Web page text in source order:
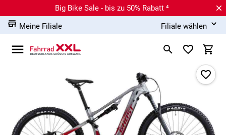
Big Bike Sale - bis zu 50% Rabatt ⁴
Meine Filiale
Filiale wählen